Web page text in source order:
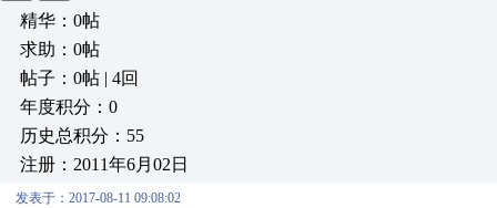
精华：0帖
求助：0帖
帖子：0帖 | 4回
年度积分：0
历史总积分：55
注册：2011年6月02日
发表于：2017-08-11 09:08:02